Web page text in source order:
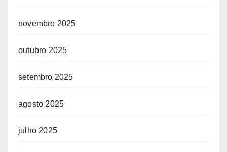
novembro 2025
outubro 2025
setembro 2025
agosto 2025
julho 2025